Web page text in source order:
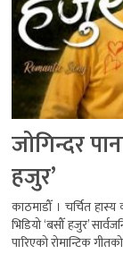
जोगिन्दर
हजुर’
काठमाडौँ । चर्चित
भिडियो ‘बसौँ हजुर’
पारिएको रोमान्टिक